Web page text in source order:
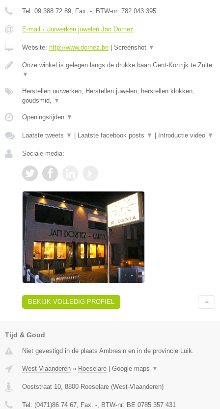
Tel: 09 388 72 89, Fax: -, BTW-nr: 782 043 395
E-mail › Uurwerken juwelen Jan Dornez
Website: http://www.dornez.be Screenshot ▼
Onze winkel is gelegen langs de drukke baan Gent-Kortrijk te Zulte.
▼
Herstellen uurwerken, Herstellen juwelen, herstellen klokken,
goudsmid, ▼
Openingstijden ▼
Laatste tweets ▼ Laatste facebook posts ▼ Introductie video ▼
Sociale media:
BEKIJK VOLLEDIG PROFIEL
Tijd & Goud
Niet gevestigd in de plaats Ambresin en in de provincie Luik.
West-Vlaanderen » Roeselare | Google maps ▼
Ooststraat 10 8800 Roeselare (West-Vlaanderen)
Tel: (0471)86 74 67 , Fax: - , BTW-nr: BE 0785 357 431